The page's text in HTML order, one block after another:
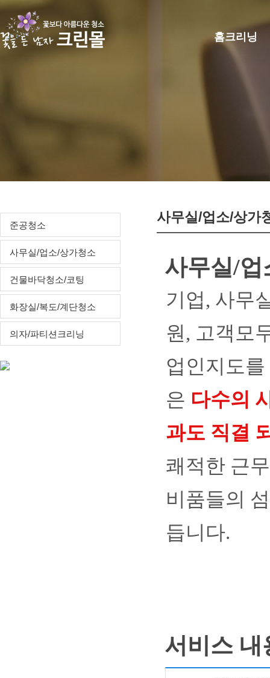
홈크리닝
준공청소
사무실/업소/상가청소
건물바닥청소/코팅
화장실/복도/계단청소
의자/파티션크리닝
사무실/업소/상가
사무실/업
기업, 사무
원, 고객모
업인지도
은 다수의
과도 직결
쾌적한 근
비품들의
듭니다.
서비스 내